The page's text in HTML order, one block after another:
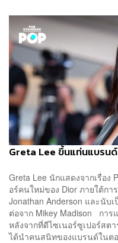
Greta Lee ขึ้นแท่นแบรน
Greta Lee นักแสดงจากเรื่อ
อร์คนใหม่ของ Dior ภายใต้กา
Jonathan Anderson และนับ
ต่อจาก Mikey Madison กา
หลังจากที่ดีไซเนอร์ซูเปอร์สต
ได้นำคนสนิทของแบรนด์ในต